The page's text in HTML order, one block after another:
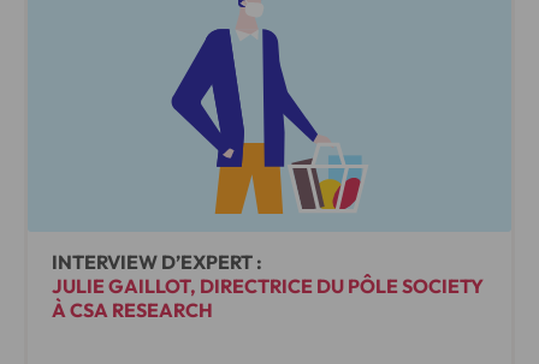
INTERVIEW D’EXPERT :
JULIE GAILLOT, DIRECTRICE DU PÔLE SOCIETY
À CSA RESEARCH